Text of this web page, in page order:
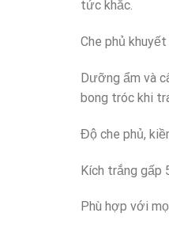
tức khắc.
Che phủ
Dưỡng ẩm và
bong tróc khi
Độ che phủ,
Kích trắng gấp
Phù hợp với